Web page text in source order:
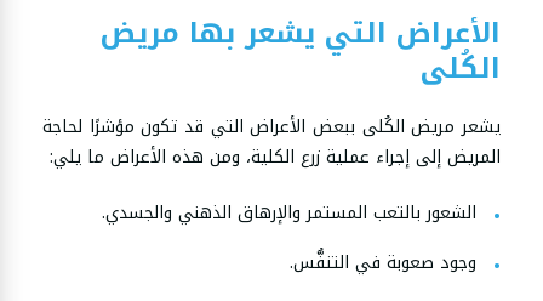
الأعراض التي يشعر بها مريض
الكُلى
يشعر مريض الكُلى ببعض الأعراض التي قد تكون مؤشرًا لحاجة
المريض إلى إجراء عملية زرع الكلية، ومن هذه الأعراض ما يلي:
الشعور بالتعب المستمر والإرهاق الذهني والجسدي.
وجود صعوبة في التنفُّس.